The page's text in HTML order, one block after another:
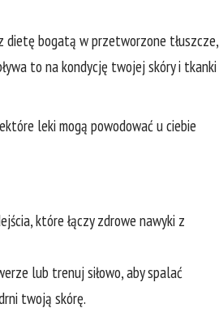
dietę bogatą w przetworzone tłuszcze,
to na kondycję twojej skóry i tkanki
leki mogą powodować u ciebie
które łączy zdrowe nawyki z
lub trenuj siłowo, aby spalać
twoją skórę.